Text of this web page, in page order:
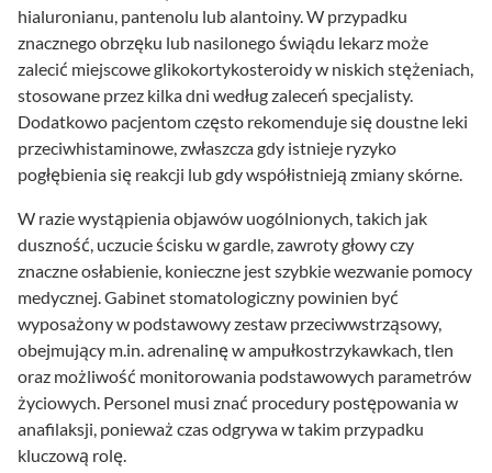
hialuronianu, pantenolu lub alantoiny. W przypadku
znacznego obrzęku lub nasilonego świądu lekarz może
zalecić miejscowe glikokortykosteroidy w niskich stężeniach,
stosowane przez kilka dni według zaleceń specjalisty.
Dodatkowo pacjentom często rekomenduje się doustne leki
przeciwhistaminowe, zwłaszcza gdy istnieje ryzyko
pogłębienia się reakcji lub gdy współistnieją zmiany skórne.
W razie wystąpienia objawów uogólnionych, takich jak
duszność, uczucie ścisku w gardle, zawroty głowy czy
znaczne osłabienie, konieczne jest szybkie wezwanie pomocy
medycznej. Gabinet stomatologiczny powinien być
wyposażony w podstawowy zestaw przeciwwstrząsowy,
obejmujący m.in. adrenalinę w ampułkostrzykawkach, tlen
oraz możliwość monitorowania podstawowych parametrów
życiowych. Personel musi znać procedury postępowania w
anafilaksji, ponieważ czas odgrywa w takim przypadku
kluczową rolę.